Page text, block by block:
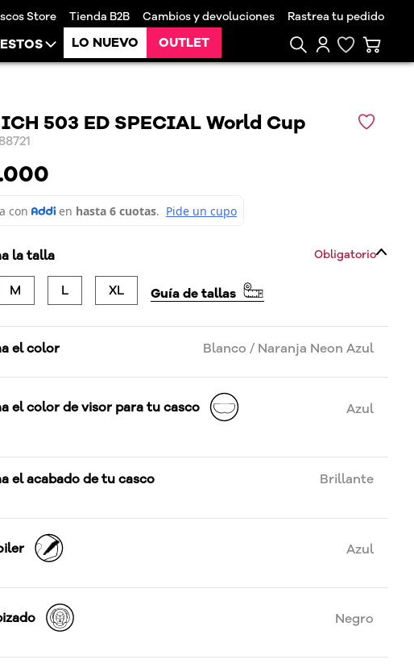
Store Tienda B2B Cambios y devoluciones Rastrea tu pedido
LO NUEVO OUTLET
503 ED SPECIAL World Cup
.000
el color Blanco / Naranja Neon Azul
la talla Obligatorio
M L XL Guía de tallas
el color de visor para tu casco Azul
el acabado de tu casco Brillante
Azul
Negro